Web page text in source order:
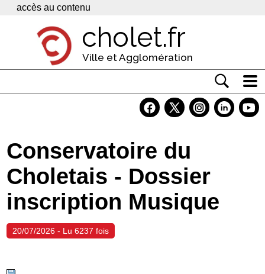
Panneau de gestion des cookies
accès au contenu
cholet.fr
Ville et Agglomération
Economie
Services
Contacts
Conservatoire du
Choletais - Dossier
inscription Musique
20/07/2026 - Lu 6237 fois